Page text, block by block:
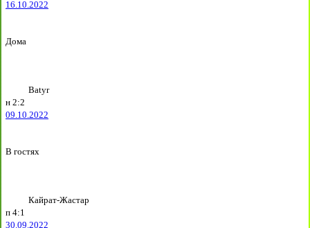
16.10.2022
Дома
Batyr
н 2:2
09.10.2022
В гостях
Кайрат-Жастар
п 4:1
30.09.2022